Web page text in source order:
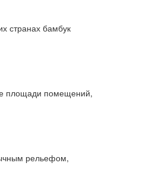
странах бамбук
площади помещений,
рельефом,